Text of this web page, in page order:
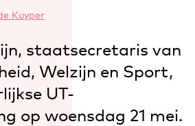
Kuyper
staatsecretaris van
Welzijn en Sport,
UT-
op woensdag 21 mei.